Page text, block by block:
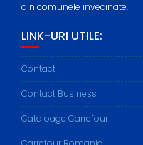
din comunele invecinate.
LINK-URI UTILE:
Contact
Contact Business
Cataloage Carrefour